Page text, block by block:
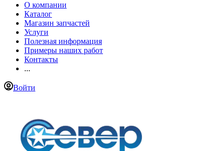
О компании
Каталог
Магазин запчастей
Услуги
Полезная информация
Примеры наших работ
Контакты
...
Войти